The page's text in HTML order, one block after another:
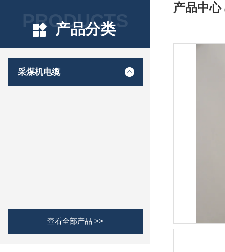
PRODUCTS
产品分类
采煤机电缆
查看全部产品 >>
产品中心